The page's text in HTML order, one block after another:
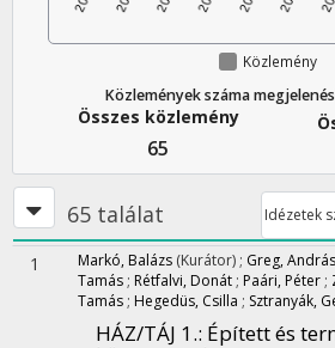
Közlemény
Közlemények száma
Összes közlemény
65
65 találat Idézetek
1 Markó, Balázs (Kurátor) ; Greg, András
Tamás ; Rétfalvi, Donát ; Paári, Péter ;
Tamás ; Hegedüs, Csilla ; Sztranyák,
HÁZ/TÁJ 1.: Épített és